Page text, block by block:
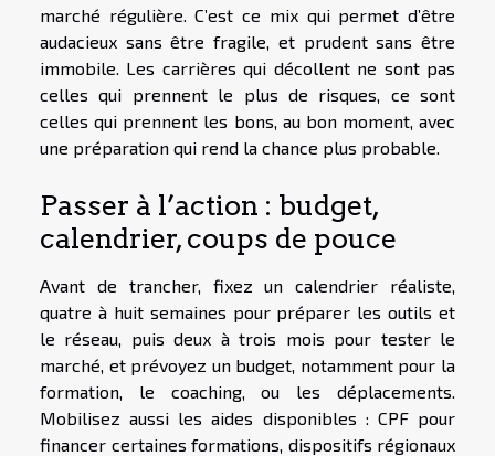
marché régulière. C’est ce mix qui permet d’être
audacieux sans être fragile, et prudent sans être
immobile. Les carrières qui décollent ne sont pas
celles qui prennent le plus de risques, ce sont
celles qui prennent les bons, au bon moment, avec
une préparation qui rend la chance plus probable.
Passer à l’action : budget,
calendrier, coups de pouce
Avant de trancher, fixez un calendrier réaliste,
quatre à huit semaines pour préparer les outils et
le réseau, puis deux à trois mois pour tester le
marché, et prévoyez un budget, notamment pour la
formation, le coaching, ou les déplacements.
Mobilisez aussi les aides disponibles : CPF pour
financer certaines formations, dispositifs régionaux